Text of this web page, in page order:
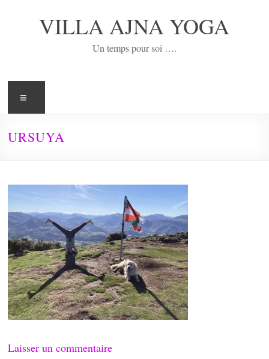
VILLA AJNA YOGA
Un temps pour soi ….
URSUYA
Laisser un commentaire